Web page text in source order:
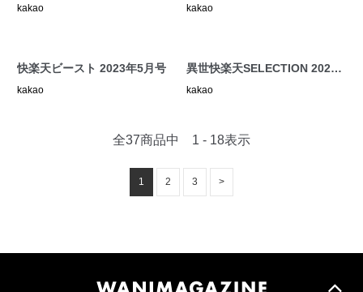
kakao kakao
快楽天ビースト 2023年5月号
kakao
異世快楽天SELECTION 2023
SPRING
kakao
全37商品中 1 - 18表示
1 2 3 >